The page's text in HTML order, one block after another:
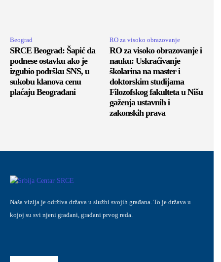
Beograd
SRCE Beograd: Šapić da
podnese ostavku ako je
izgubio podršku SNS, u
sukobu klanova cenu
plaćaju Beograđani
RO za visoko obrazovanje
RO za visoko obrazovanje i
nauku: Uskraćivanje
školarina na master i
doktorskim studijama
Filozofskog fakulteta u Nišu
gaženja ustavnih i
zakonskih prava
Naša vizija je održiva država u službi svojih građana. To je država u
kojoj su svi njeni građani, građani prvog reda.